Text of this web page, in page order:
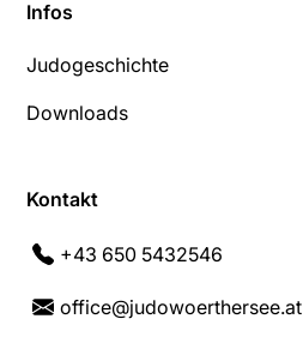
Infos
Judogeschichte
Downloads
Kontakt
+43 650 5432546
office@judowoerthersee.at